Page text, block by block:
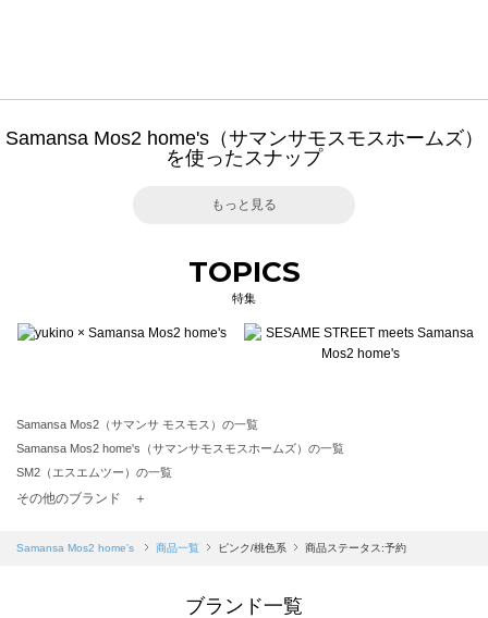
Samansa Mos2 home's（サマンサモスモスホームズ）
を使ったスナップ
もっと見る
TOPICS
特集
Samansa Mos2（サマンサ モスモス）の一覧
Samansa Mos2 home's（サマンサモスモスホームズ）の一覧
SM2（エスエムツー）の一覧
TSUHARU by Samansa Mos2（ツハルバイサマンサモスモス）の一覧
Samansa Mos2 blue（サマンサモスモス ブルー）の一覧
その他のブランド ＋
Samansa Mos2 home's 商品一覧 ピンク/桃色系 商品ステータス:予約
ブランド一覧